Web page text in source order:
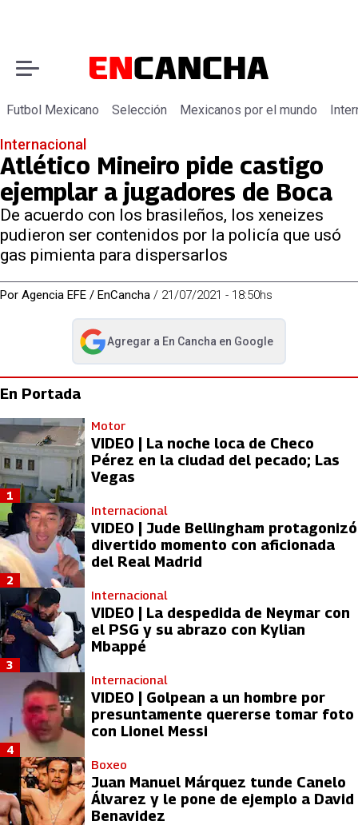
Futbol Mexicano Selección Mexicanos por el mundo
Internacional
Atlético Mineiro pide castigo
ejemplar a jugadores de Boca
De acuerdo con los brasileños, los xeneizes
pudieron ser contenidos por la policía que usó
gas pimienta para dispersarlos
Por Agencia EFE / EnCancha / 21/07/2021 - 18:50hs
Agregar a En Cancha en Google
abre en nueva pestaña
En Portada
Motor
VIDEO | La noche loca de Checo
Pérez en la ciudad del pecado; Las
Vegas
1
Internacional
VIDEO | Jude Bellingham protagonizó
divertido momento con aficionada
del Real Madrid
2
Internacional
VIDEO | La despedida de Neymar con
el PSG y su abrazo con Kylian
Mbappé
3
Internacional
VIDEO | Golpean a un hombre por
presuntamente quererse tomar foto
con Lionel Messi
4
Boxeo
Juan Manuel Márquez tunde Canelo
Álvarez y le pone de ejemplo a David
Benavidez